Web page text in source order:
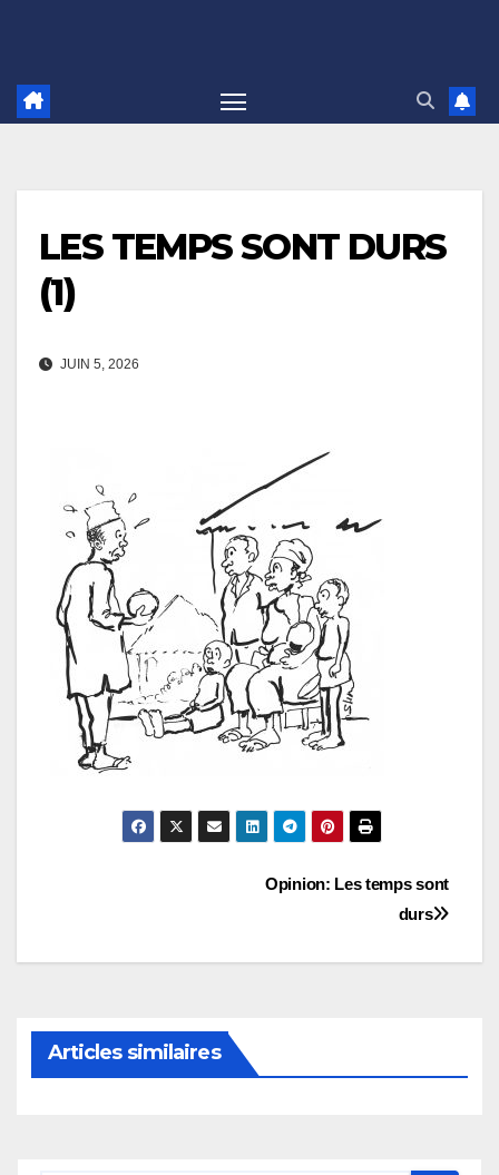
LES TEMPS SONT DURS
(1)
JUIN 5, 2026
Opinion: Les temps sont
durs
Articles similaires